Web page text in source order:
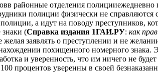
районные отделения
полиции физически не
а идут на поводу преступников,
знаки (Справка издания 1ГАИ.РУ: как
желая заявлять о преступлении и не
похищенного номерного знака.
и уверенность, что им ничего не
процентов уверенны в своей